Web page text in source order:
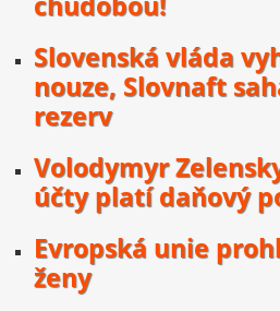
Slovenská vláda
nouze, Slovnaft
rezerv
Volodymyr
účty platí daňový
Evropská unie
ženy